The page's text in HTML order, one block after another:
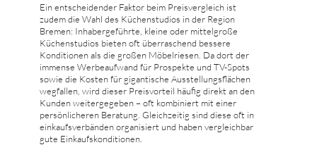
Ein entscheidender Faktor beim Preisvergleich ist
zudem die Wahl des Küchenstudios in der Region
Bremen: Inhabergeführte, kleine oder mittelgroße
Küchenstudios bieten oft überraschend bessere
Konditionen als die großen Möbelriesen. Da dort der
immense Werbeaufwand für Prospekte und TV-Spots
sowie die Kosten für gigantische Ausstellungsflächen
wegfallen, wird dieser Preisvorteil häufig direkt an den
Kunden weitergegeben – oft kombiniert mit einer
persönlicheren Beratung. Gleichzeitig sind diese oft in
einkaufsverbänden organisiert und haben vergleichbar
gute Einkaufskonditionen.